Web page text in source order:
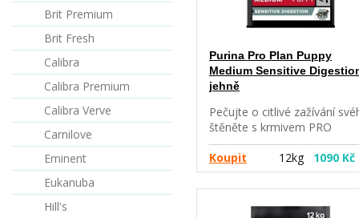
Brit Premium
Brit Fresh
Calibra
Calibra Premium
Calibra Verve
Carnilove
Eminent
Eukanuba
Hill's
Purina Pro Plan Puppy
Medium Sensitive
jehně
Pečujte o citlivé zažívání
štěněte s krmivem PRO
PLAN® Sensitive Digestion,
aby bylo ve skvělé kondici.
Hlavní složkou krmiva pro
Purina PRO PLAN® Sensitive
Digestion jsou kvalitní
Koupit 12kg 1090 Kč